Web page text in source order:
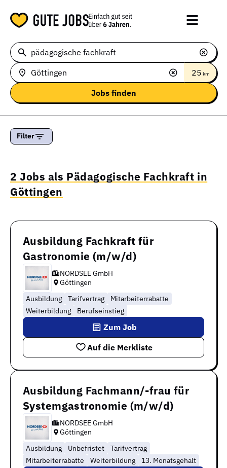
25 km
Filter
2 Jobs als Pädagogische Fachkraft in
Göttingen
Ausbildung Fachkraft für
Gastronomie (m/w/d)
NORDSEE GmbH
Göttingen
Ausbildung
Tarifvertrag
Mitarbeiterrabatte
Weiterbildung
Berufseinstieg
Auf die Merkliste
Zum Job
Ausbildung Fachmann/-frau für
Systemgastronomie (m/w/d)
NORDSEE GmbH
Göttingen
Ausbildung
Unbefristet
Tarifvertrag
Mitarbeiterrabatte
Weiterbildung 13. Monatsgehalt